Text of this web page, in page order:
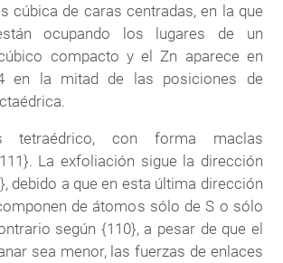
cúbica de caras centradas, en la que
ocupando los lugares de un
compacto y el Zn aparece en
en la mitad de las posiciones de
tetraédrico, con forma maclas
La exfoliación sigue la dirección
debido a que en esta última dirección
de átomos sólo de S o sólo
según {110}, a pesar de que el
sea menor, las fuerzas de enlaces